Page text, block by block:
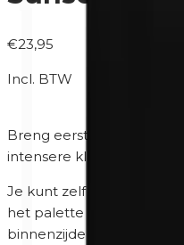
€23,95
Incl. BTW
Breng eerst de Unity
intensere kleur, betere
Je kunt zelf bepalen in
het palette stopt. Het
binnenzijde en een